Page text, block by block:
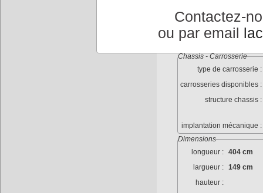
dimenssions roues :
jantes :
Chassis - Carrosserie
type de carrosserie :
carrosseries disponibles :
structure chassis :
implantation mécanique :
Dimensions
longueur : 404 cm
largueur : 149 cm
hauteur :
Contactez-
ou par email